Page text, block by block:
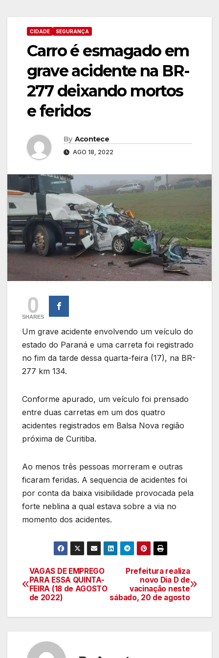
CIDADE SEGURANÇA
Carro é esmagado em
grave acidente na BR-
277 deixando mortos
e feridos
By Acontece
AGO 18, 2022
0
SHARES
Um grave acidente envolvendo um veículo do
estado do Paraná e uma carreta foi registrado
no fim da tarde dessa quarta-feira (17), na BR-
277 km 134.
Conforme apurado, um veículo foi prensado
entre duas carretas em um dos quatro
acidentes registrados em Balsa Nova região
próxima de Curitiba.
Ao menos três pessoas morreram e outras
ficaram feridas. A sequencia de acidentes foi
por conta da baixa visibilidade provocada pela
forte neblina a qual estava sobre a via no
momento dos acidentes.
Navegação
de
artigos
Prefeitura realiza
novo Dia D de
vacinação neste
sábado, 20 de agosto
VAGAS DE EMPREGO
PARA ESSA QUINTA-
FEIRA (18 de AGOSTO
de 2022)